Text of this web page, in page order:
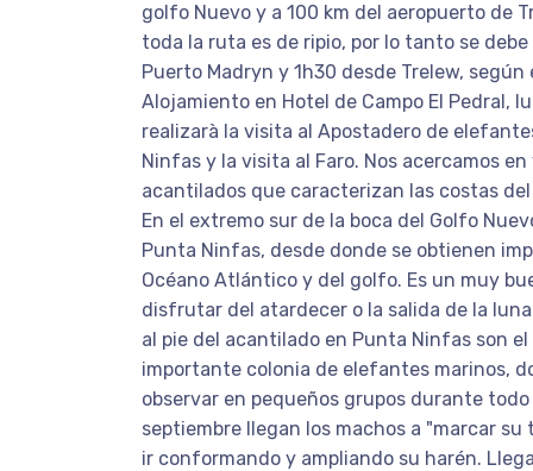
golfo Nuevo y a 100 km del aeropuerto de
toda la ruta es de ripio, por lo tanto se
Puerto Madryn y 1h30 desde Trelew,
Alojamiento en Hotel de Campo El Pedral,
realizarà la visita al Apostadero de
Ninfas y la visita al Faro. Nos acercamos
acantilados que caracterizan las costas del
En el extremo sur de la boca del Golfo
Punta Ninfas, desde donde se obtienen
Océano Atlántico y del golfo. Es un muy
disfrutar del atardecer o la salida de la luna
al pie del acantilado en Punta Ninfas son
importante colonia de elefantes marinos,
observar en pequeños grupos durante
septiembre llegan los machos a "marcar su
ir conformando y ampliando su harén.